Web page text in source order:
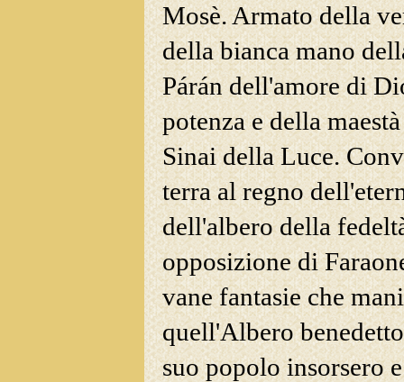
Mosè. Armato della
della bianca mano
Párán dell'amore di
potenza e della
Sinai della Luce.
terra al regno
dell'albero della
opposizione di
vane fantasie che
quell'Albero
suo popolo insorsero